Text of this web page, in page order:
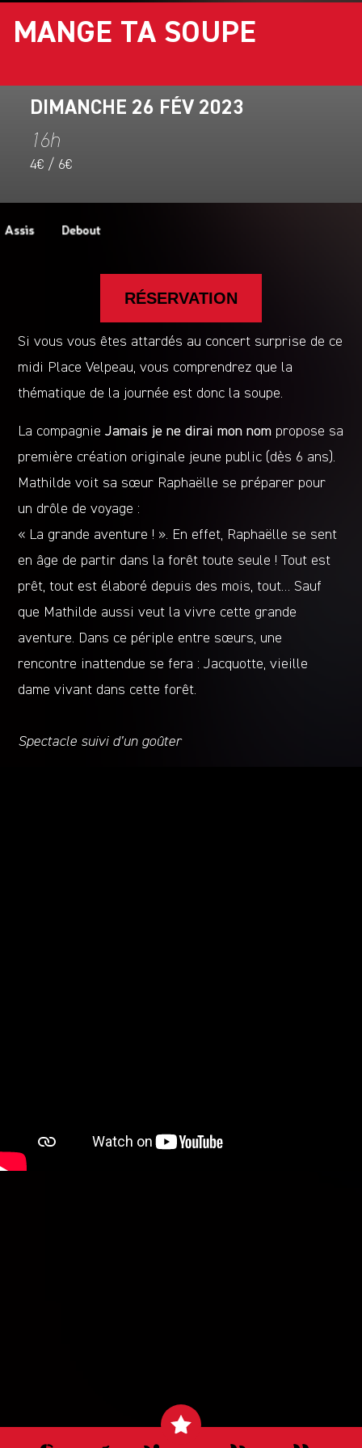
MANGE TA SOUPE
DIMANCHE 26 FÉV 2023
16h
4€ / 6€
RÉSERVATION
Si vous vous êtes attardés au concert surprise de ce
midi Place Velpeau, vous comprendrez que la
thématique de la journée est donc la soupe.
La compagnieJamais je ne dirai mon nom propose sa
première création originale jeune public (dès 6 ans).
Mathilde voit sa sœur Raphaëlle se préparer pour
un drôle de voyage :
« La grande aventure ! ». En effet, Raphaëlle se sent
en âge de partir dans la forêt toute seule ! Tout est
prêt, tout est élaboré depuis des mois, tout… Sauf
que Mathilde aussi veut la vivre cette grande
aventure. Dans ce périple entre sœurs, une
rencontre inattendue se fera : Jacquotte, vieille
dame vivant dans cette forêt.
Spectacle suivi d’un goûter